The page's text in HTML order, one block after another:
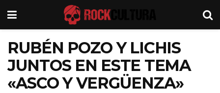
RUBÉN POZO Y LICHIS
JUNTOS EN ESTE TEMA
«ASCO Y VERGÜENZA»